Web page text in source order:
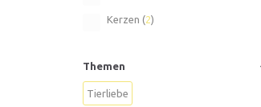
Kerzen (2)
Themen
Tierliebe